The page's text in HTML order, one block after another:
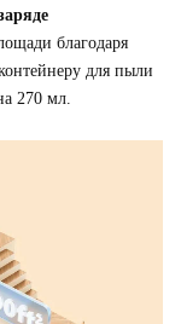
благодаря
для пыли
270 мл.